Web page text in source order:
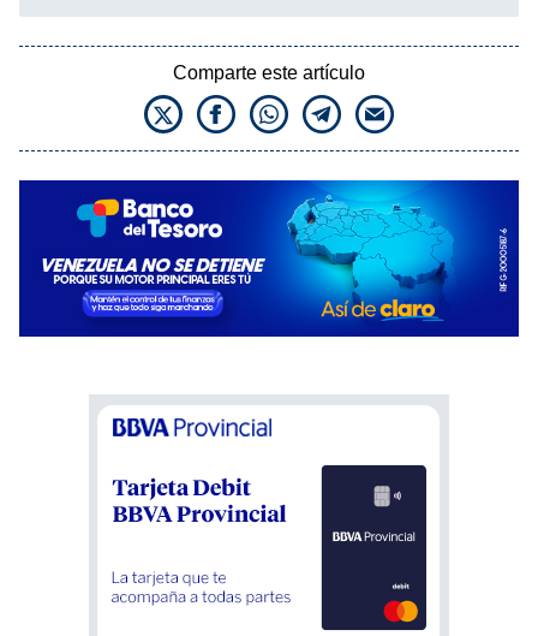
Comparte este artículo